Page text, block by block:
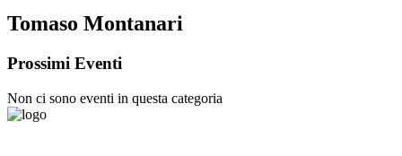
Tomaso Montanari
Prossimi Eventi
Non ci sono eventi in questa categoria